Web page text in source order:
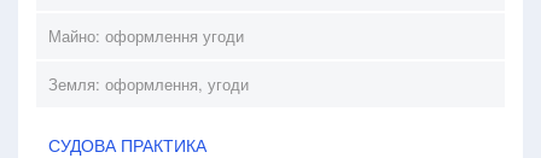
Майно: оформлення угоди
Земля: оформлення, угоди
СУДОВА ПРАКТИКА